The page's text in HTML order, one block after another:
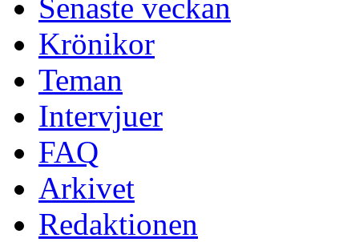
Senaste veckan
Krönikor
Teman
Intervjuer
FAQ
Arkivet
Redaktionen